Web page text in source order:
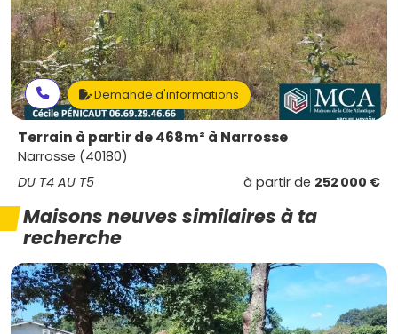
Demande d'informations
Terrain à partir de 468m² à Narrosse
Narrosse (40180)
DU T4 AU T5
à partir de 252 000 €
Maisons neuves similaires à ta
recherche